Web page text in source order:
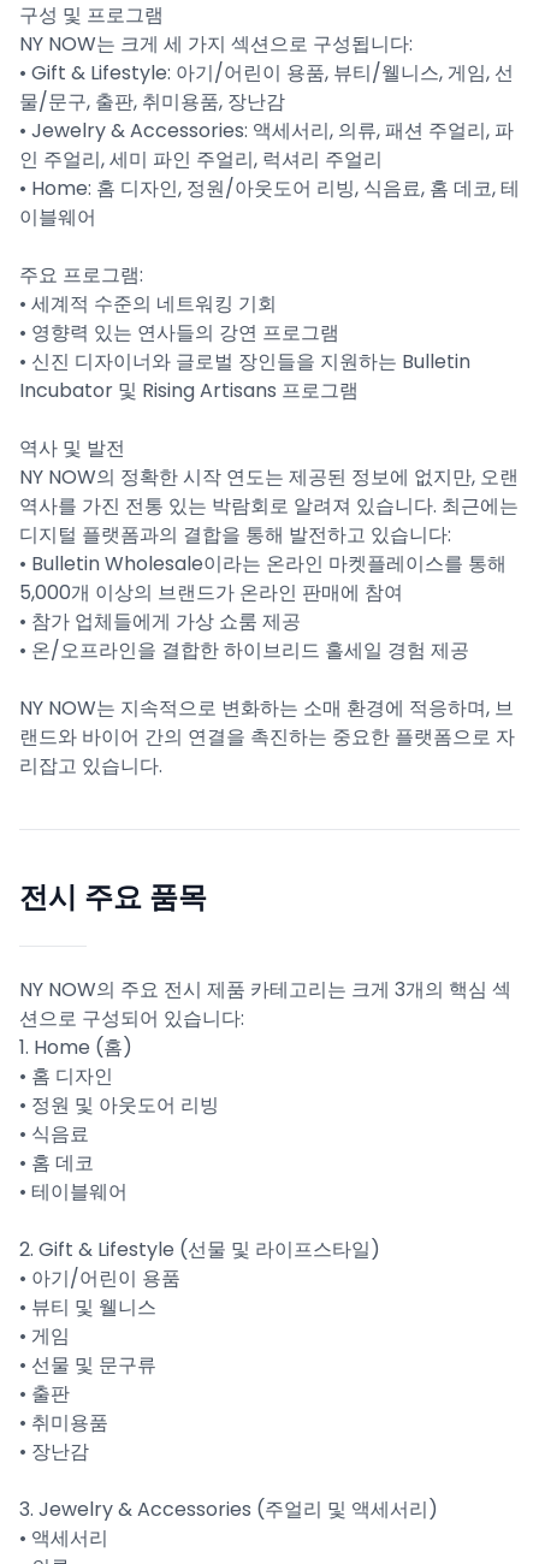
구성 및 프로그램
NY NOW는 크게 세 가지 섹션으로 구성됩니다:
• Gift & Lifestyle: 아기/어린이 용품, 뷰티/웰니스, 게임, 선
물/문구, 출판, 취미용품, 장난감
• Jewelry & Accessories: 액세서리, 의류, 패션 주얼리, 파
인 주얼리, 세미 파인 주얼리, 럭셔리 주얼리
• Home: 홈 디자인, 정원/아웃도어 리빙, 식음료, 홈 데코, 테
이블웨어
주요 프로그램:
• 세계적 수준의 네트워킹 기회
• 영향력 있는 연사들의 강연 프로그램
• 신진 디자이너와 글로벌 장인들을 지원하는 Bulletin
Incubator 및 Rising Artisans 프로그램
역사 및 발전
NY NOW의 정확한 시작 연도는 제공된 정보에 없지만, 오랜
역사를 가진 전통 있는 박람회로 알려져 있습니다. 최근에는
디지털 플랫폼과의 결합을 통해 발전하고 있습니다:
• Bulletin Wholesale이라는 온라인 마켓플레이스를 통해
5,000개 이상의 브랜드가 온라인 판매에 참여
• 참가 업체들에게 가상 쇼룸 제공
• 온/오프라인을 결합한 하이브리드 홀세일 경험 제공
NY NOW는 지속적으로 변화하는 소매 환경에 적응하며, 브
랜드와 바이어 간의 연결을 촉진하는 중요한 플랫폼으로 자
리잡고 있습니다.
전시 주요 품목
NY NOW의 주요 전시 제품 카테고리는 크게 3개의 핵심 섹
션으로 구성되어 있습니다:
1. Home (홈)
• 홈 디자인
• 정원 및 아웃도어 리빙
• 식음료
• 홈 데코
• 테이블웨어
2. Gift & Lifestyle (선물 및 라이프스타일)
• 아기/어린이 용품
• 뷰티 및 웰니스
• 게임
• 선물 및 문구류
• 출판
• 취미용품
• 장난감
3. Jewelry & Accessories (주얼리 및 액세서리)
• 액세서리